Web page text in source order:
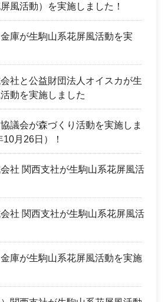
風活動）を実施しました！
庫が生駒山系花屏風活動を実
社と公益財団法人オイスカが生
動を実施しました
議会が森づくり活動を実施しま
月26日）！
社 関西支社が生駒山系花屏風活
社 関西支社が生駒山系花屏風活
庫が生駒山系花屏風活動を実施